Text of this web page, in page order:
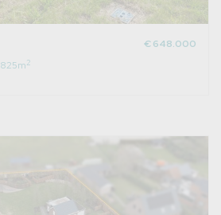
€ 648.000
825m2